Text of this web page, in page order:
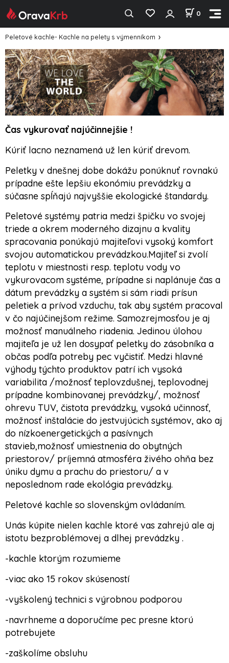
0
Peletové kachle- Kachle na pelety s výmenníkom
Čas vykurovať najúčinnejšie !
Kúriť lacno neznamená už len kúriť drevom.
Peletky v dnešnej dobe dokážu ponúknuť rovnakú
prípadne ešte lepšiu ekonómiu prevádzky a
súčasne spĺňajú najvyššie ekologické štandardy.
Peletové systémy patria medzi špičku vo svojej
triede a okrem moderného dizajnu a kvality
spracovania ponúkajú majiteľovi vysoký komfort
svojou automatickou prevádzkou.Majiteľ si zvolí
teplotu v miestnosti resp. teplotu vody vo
vykurovacom systéme, prípadne si naplánuje čas a
dátum prevádzky a systém si sám riadi prísun
peletiek a prívod vzduchu, tak aby systém pracoval
v čo najúčinejšom režime. Samozrejmosťou je aj
možnosť manuálneho riadenia. Jedinou úlohou
majiteľa je už len dosypať peletky do zásobníka a
občas podľa potreby pec vyčistiť. Medzi hlavné
výhody týchto produktov patrí ich vysoká
variabilita /možnosť teplovzdušnej, teplovodnej
prípadne kombinovanej prevádzky/, možnosť
ohrevu TUV, čistota prevádzky, vysoká učinnosť,
možnosť inštalácie do jestvujúcich systémov, ako aj
do nízkoenergetických a pasívnych
stavieb,možnosť umiestnenia do obytných
priestorov/ príjemná atmosféra živého ohňa bez
úniku dymu a prachu do priestoru/ a v
neposlednom rade ekológia prevádzky.
Peletové kachle so slovenským ovládaním.
Unás kúpite nielen kachle ktoré vas zahrejú ale aj
istotu bezproblémovej a dlhej prevádzky .
-kachle ktorým rozumieme
-viac ako 15 rokov skúseností
-vyškolený technici s výrobnou podporou
-navrhneme a doporučíme pec presne ktorú
potrebujete
-zaškolíme obsluhu